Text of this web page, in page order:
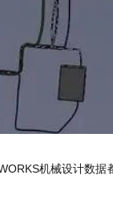
机械设计数据